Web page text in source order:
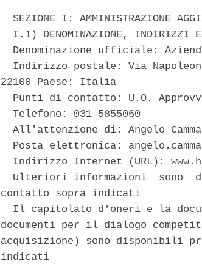
SEZIONE I: AMMINISTRAZIONE
I.1) DENOMINAZIONE, INDIRIZZI
Denominazione ufficiale:
Indirizzo postale: Via
22100 Paese: Italia
Punti di contatto: U.O.
  Telefono: 031 5855060
All'attenzione di: Angelo
Posta elettronica:
Indirizzo Internet (URL):
Ulteriori informazioni  sono
contatto sopra indicati
Il capitolato d'oneri e la
documenti per il dialogo
acquisizione) sono disponibili
indicati